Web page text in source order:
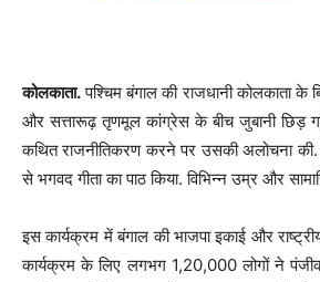
कोलकाता.पश्चिम बंगाल की राजधानी कोलकाता के
और सत्तारूढ़ तृणमूल कांग्रेस के बीच जुबानी छिड़
कथित राजनीतिकरण करने पर उसकी अलोचना
से भगवद गीता का पाठ किया. विभिन्न उम्र और
इस कार्यक्रम में बंगाल की भाजपा इकाई और
कार्यक्रम के लिए लगभग 1,20,000 लोगों ने